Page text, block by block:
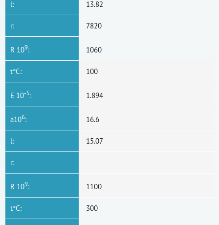
l: 13.82
r: 7820
R 109: 1060
t°C: 100
E 10-5: 1.894
a106: 16.6
l: 15.07
r:
R 109: 1100
t°C: 300